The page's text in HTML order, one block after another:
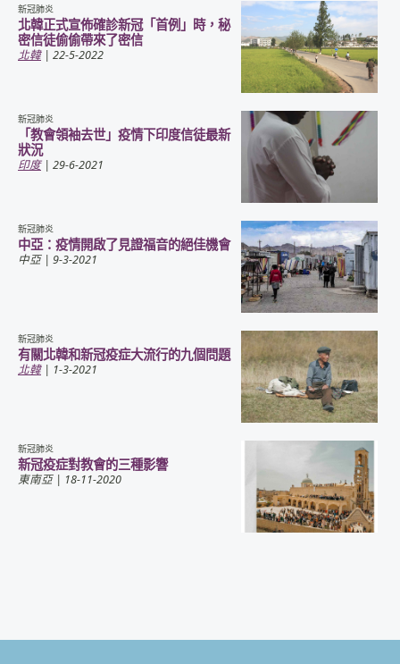
新冠肺炎
北韓正式宣佈確診新冠「首例」時，秘
密信徒偷偷帶來了密信
北韓| 22-5-2022
新冠肺炎
「教會領袖去世」疫情下印度信徒最新
狀況
印度| 29-6-2021
新冠肺炎
中亞：疫情開啟了見證福音的絕佳機會
中亞| 9-3-2021
新冠肺炎
有關北韓和新冠疫症大流行的九個問題
北韓| 1-3-2021
新冠肺炎
新冠疫症對教會的三種影響
東南亞| 18-11-2020